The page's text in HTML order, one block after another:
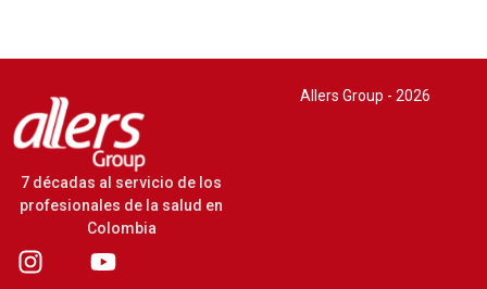
7 décadas al servicio de los
profesionales de la salud en
Colombia
Allers Group - 2026